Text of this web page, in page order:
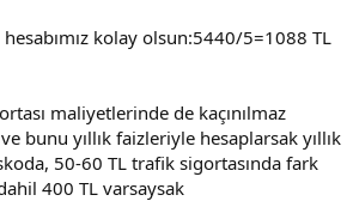
kolay olsun:5440/5=1088 TL
maliyetlerinde de kaçınılmaz
bunu yıllık faizleriyle hesaplarsak yıllık
50-60 TL trafik sigortasında fark
400 TL varsaysak